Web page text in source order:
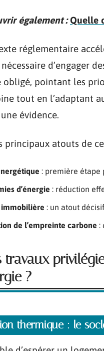
également : Quelle
réglementaire
d’engager
obligé, pointant les
tout en l’adaptant
évidence.
principaux atouts de
: première étape
d’énergie : réduction
: un atout
de l’empreinte carbone :
travaux
?
thermique : le